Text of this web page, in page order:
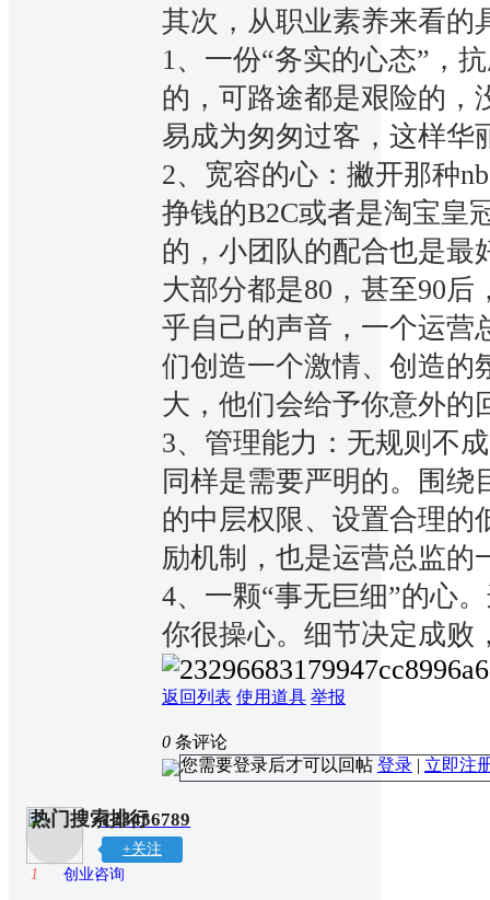
其次，从职业素养来看的
1、一份“务实的心态”，
的，可路途都是艰险的，
易成为匆匆过客，这样华
2、宽容的心：撇开那种
挣钱的B2C或者是淘宝皇
的，小团队的配合也是最
大部分都是80，甚至90
乎自己的声音，一个运营
们创造一个激情、创造的
大，他们会给予你意外的
3、管理能力：无规则不
同样是需要严明的。围
的中层权限、设置合理的
励机制，也是运营总监的
4、一颗“事无巨细”的心
你很操心。细节决定成败
返回列表 使用道具 举报
0 条评论
您需要登录后才可以回帖 登录 | 立即注
123456789
+关注
热门搜索排行
1 创业咨询